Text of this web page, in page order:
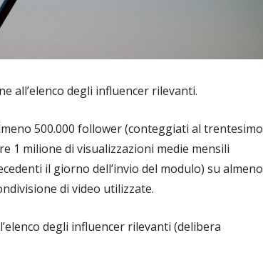
all’elenco degli influencer rilevanti.
500.000 follower (conteggiati al trentesimo
1 milione di visualizzazioni medie mensili
il giorno dell’invio del modulo) su almeno
di video utilizzate.
degli influencer rilevanti (delibera